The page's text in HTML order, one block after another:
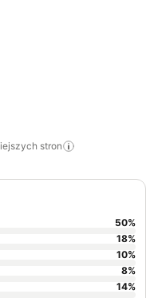
stron
50%
18%
10%
8%
14%